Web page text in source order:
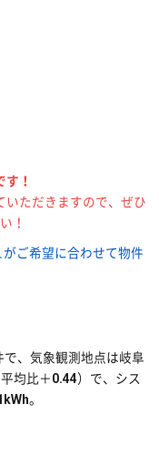
！
いただきますので、ぜひ
！
がご希望に合わせて物件
、気象観測地点は岐阜
均比＋0.44）で、シス
。